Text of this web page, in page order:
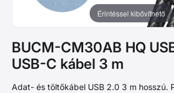
Érintéssel kibővíthető
BUCM-CM30AB HQ
USB-C kábel 3 m
Adat- és töltőkábel USB 2.0 3 m hosszú.